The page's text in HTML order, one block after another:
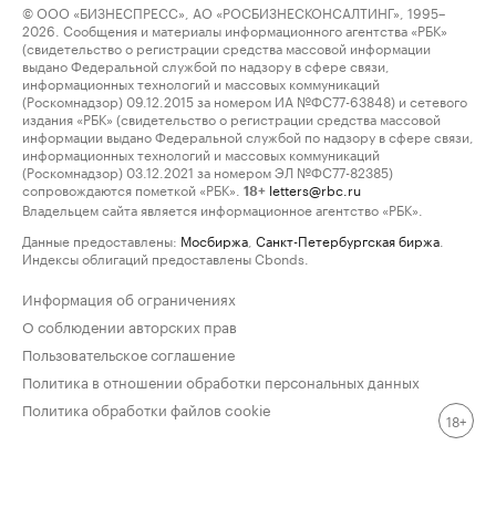
© ООО «БИЗНЕСПРЕСС», АО «РОСБИЗНЕСКОНСАЛТИНГ», 1995–
2026. Сообщения и материалы информационного агентства «РБК»
(свидетельство о регистрации средства массовой информации
выдано Федеральной службой по надзору в сфере связи,
информационных технологий и массовых коммуникаций
(Роскомнадзор) 09.12.2015 за номером ИА №ФС77-63848) и сетевого
издания «РБК» (свидетельство о регистрации средства массовой
информации выдано Федеральной службой по надзору в сфере связи,
информационных технологий и массовых коммуникаций
(Роскомнадзор) 03.12.2021 за номером ЭЛ №ФС77-82385)
сопровождаются пометкой «РБК».
18+ letters@rbc.ru
Владельцем сайта является информационное агентство «РБК».
Данные предоставлены: Мосбиржа Санкт-Петербургская биржа
Индексы облигаций предоставлены Cbonds.
Информация об ограничениях
О соблюдении авторских прав
Пользовательское соглашение
Политика в отношении обработки персональных данных
Политика обработки файлов cookie
18+